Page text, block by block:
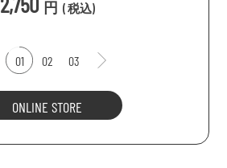
円 (税込)
01 02 03
ONLINE STORE